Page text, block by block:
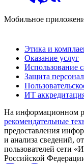
Мобильное
Этика и
Оказание услуг
Использование
Защита
ИТ
На информационном
рекомендательные
предоставления
и анализа сведений,
пользователей сети
Российской